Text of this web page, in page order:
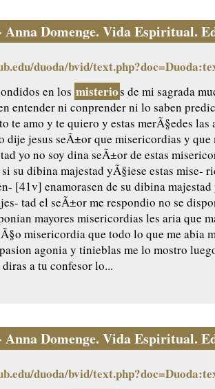
Anna Domenge. Vida Espiritual.
duoda/bvid/
en los misterios de mi sagrada
entender ni conprender ni lo saben
te amo y te quiero y estas merÃ§edes las
dije jesus seÃ±or que misericordias y que
yo no soy dina seÃ±or de estas
su dibina majestad yÃ§iese estas mise-
[41v] enamorasen de su dibina
tad el seÃ±or me respondio no se
mayores misericordias les aria que
misericordia que todo lo que me abia
agonia y tinieblas me lo mostro
a tu confesor lo...
Anna Domenge. Vida Espiritual.
duoda/bvid/